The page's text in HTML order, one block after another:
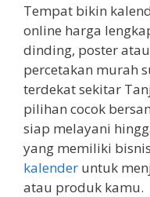
Tempat bikin
online harga
dinding, poster
percetakan murah
terdekat sekitar
pilihan cocok
siap melayani
yang memiliki
kalender untuk
atau produk kamu.